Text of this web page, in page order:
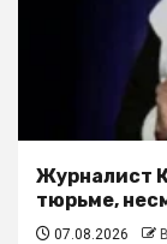
Журналист
тюрьме,
07.08.2026